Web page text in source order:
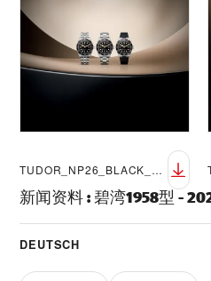
TUDOR_NP26_BLACK_BAY_58_LIFESTYLE_11
新闻资料:碧湾1958型 -
DEUTSCH